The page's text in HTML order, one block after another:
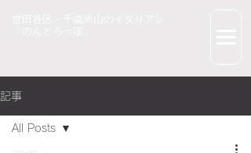
記事
All Posts